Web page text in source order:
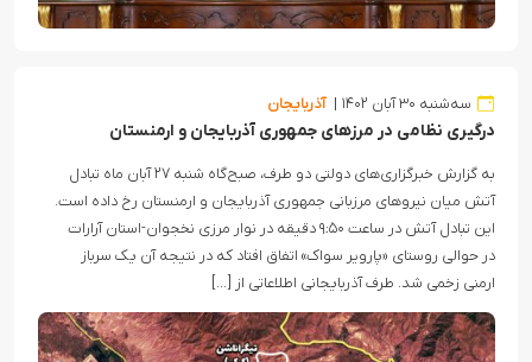
سه‌شنبه ۳۰ آبان ۱۴۰۲ آذربایجان
درگیری نظامی در مرزهای جمهوری آذربایجان و ارمنستان
به گزارش خبرگزاری‌های دولتی دو طرف، صبح‌گاه شنبه ۲۷ آبان ماه تبادل
آتش میان نیروهای مرزبانی جمهوری آذربایجان و ارمنستان رخ داده است.
این تبادل آتش در ساعت ۹:۵۰ دقیقه در نوار مرزی نخجوان-استان آرارات
در حوالی روستای «پارویر سواک» اتفاق افتاد که در نتیجه آن یک سرباز
ارمنی زخمی شد. طرف آذربایجانی اطلاعاتی از […]